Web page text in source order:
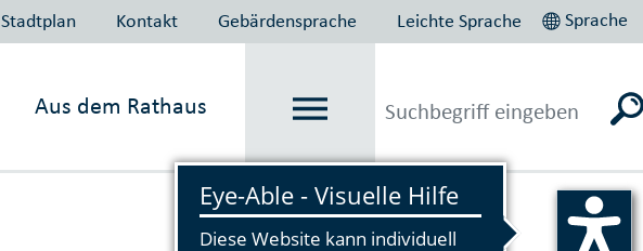
Stadtplan Kontakt Gebärdensprache Leichte Sprache Sprache
Aus dem Rathaus
Vorlesen